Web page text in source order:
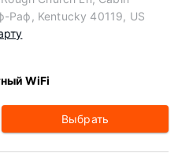
Раф, Kentucky 40119, US
WiFi
Выбрать